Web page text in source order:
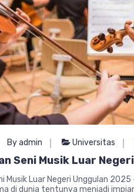
By admin Universitas
Seni Musik Luar
Musik Luar Negeri Unggulan
di dunia tentunya menjadi